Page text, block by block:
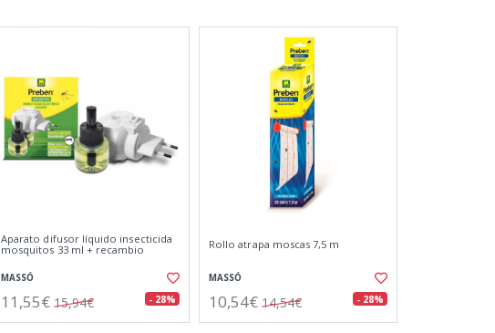
Aparato difusor líquido insecticida
mosquitos 33 ml + recambio
MASSÓ
11,55€ 15,94€ - 28%
Rollo atrapa moscas 7,5 m
MASSÓ
10,54€ 14,54€ - 28%